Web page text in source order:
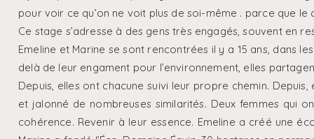
pour voir ce qu’on ne voit plus de soi-même . parce que le
Ce stage s’adresse à des gens très engagés, souvent en
Emeline et Marine se sont rencontrées il y a 15 ans, dans
delà de leur engament pour l’environnement, elles
Depuis, elles ont chacune suivi leur propre chemin.
et jalonné de nombreuses similarités. Deux femmes qui
cohérence. Revenir à leur essence. Emeline a créé une